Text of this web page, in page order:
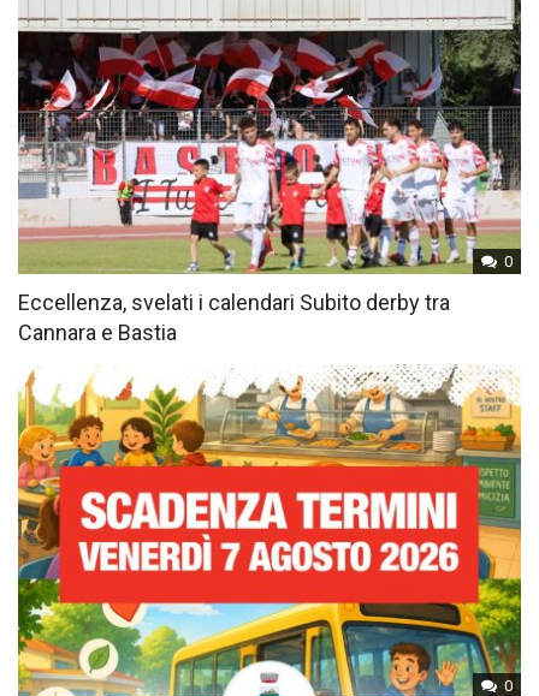
0
Eccellenza, svelati i calendari Subito derby tra
Cannara e Bastia
0